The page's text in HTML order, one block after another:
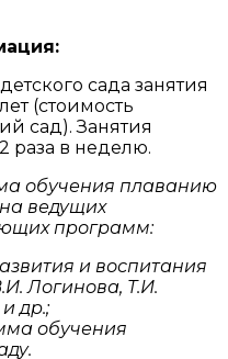
сада занятия
(стоимость
сад). Занятия
раза в неделю.
обучения плаванию
ведущих
программ:
и воспитания
Логинова, Т.И.
др.;
обучения